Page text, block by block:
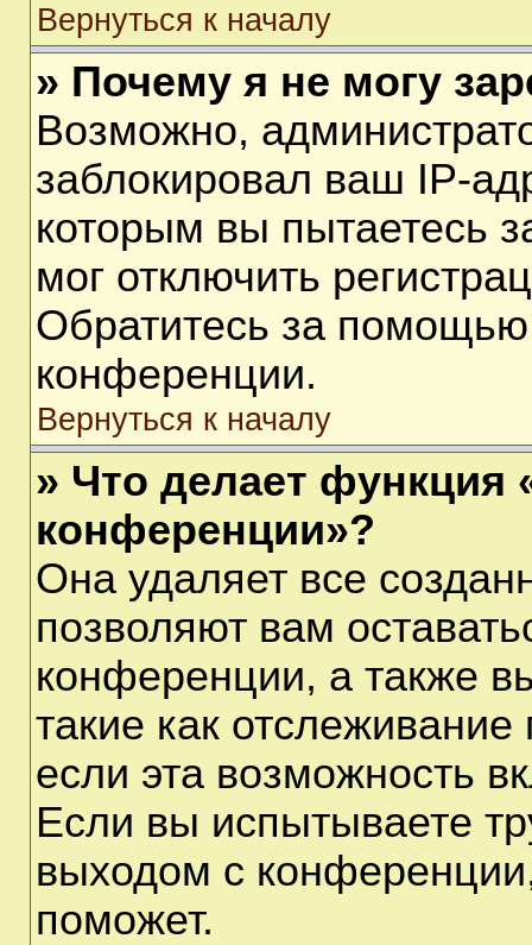
Вернуться к началу
» Почему я не могу
Возможно,
заблокировал ваш IP-
которым вы пытаетесь
мог отключить
Обратитесь за помощью
конференции.
Вернуться к началу
» Что делает функция
конференции»?
Она удаляет все
позволяют вам
конференции, а также
такие как
если эта возможность
Если вы испытываете
выходом с
поможет.